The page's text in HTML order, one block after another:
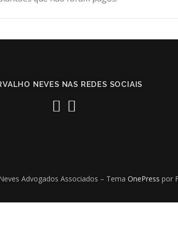
NEVES NAS REDES SOCIAIS
Advogados Associados – Tema OnePress por